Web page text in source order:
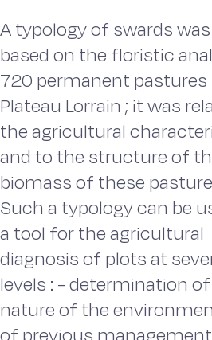
A typology of swards
based on the floristic
720 permanent pastures
Plateau Lorrain ; it was
the agricultural
and to the structure of
biomass of these
Such a typology can be
a tool for the agricultural
diagnosis of plots at
levels : - determination
nature of the